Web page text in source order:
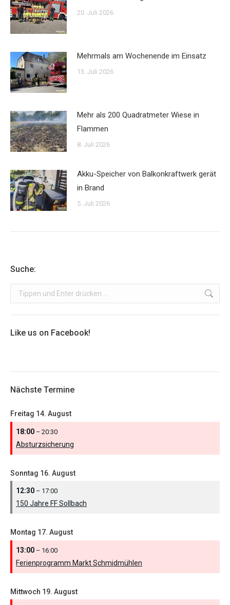
20. Juli 2026
Mehrmals am Wochenende im Einsatz
13. Juli 2026
Mehr als 200 Quadratmeter Wiese in
Flammen
8. Juli 2026
Akku-Speicher von Balkonkraftwerk gerät
in Brand
5. Juli 2026
Suche:
Search:
Like us on Facebook!
Nächste Termine
Freitag 14. August
18:00 – 20:30
Absturzsicherung
Sonntag 16. August
12:30 – 17:00
150 Jahre FF Sollbach
Montag 17. August
13:00 – 16:00
Ferienprogramm Markt Schmidmühlen
Mittwoch 19. August